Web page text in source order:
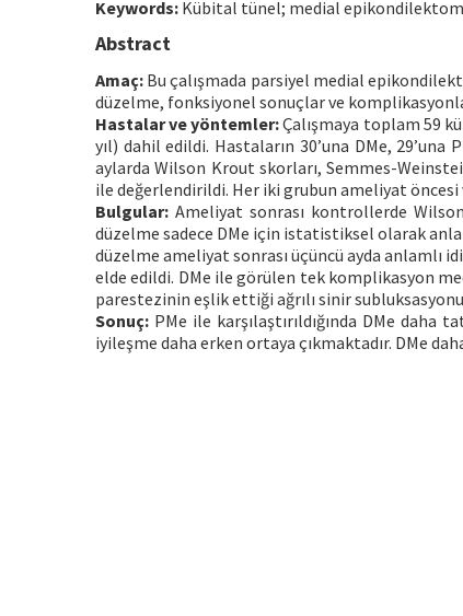
Keywords: Kübital tünel; medial
Abstract
Amaç: Bu çalışmada parsiyel medial
düzelme, fonksiyonel sonuçlar ve komplikasyonlar
Hastalar ve yöntemler:Çalışmaya toplam 59
yıl) dahil edildi. Hastaların 30’una DMe,
aylarda Wilson Krout skorları, Semmes-
ile değerlendirildi. Her iki grubun ameliyat öncesi
Bulgular: Ameliyat sonrası kontrollerde
düzelme sadece DMe için istatistiksel olarak
düzelme ameliyat sonrası üçüncü ayda anlamlı
elde edildi. DMe ile görülen tek komplikasyon
parestezinin eşlik ettiği ağrılı sinir
Sonuç: PMe ile karşılaştırıldığında DMe
iyileşme daha erken ortaya çıkmaktadır. DMe